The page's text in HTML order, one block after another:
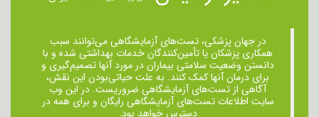
در جهان پزشکی، تست‌های آزمایشگاهی می‌توانند سبب
همکاری پزشکان یا تأمین‌کنندگان خدمات بهداشتی شده و با
دانستن وضعیت سلامتی بیماران در مورد آنها تصمیم‌گیری و
برای درمان ‌آنها کمک کنند. به علت حیاتی‌بودن این نقش،
آگاهی از تست‌های آزمایشگاهی ضروریست. در این وب
سایت اطلاعات تست‌های آزمایشگاهی رایگان و برای همه در
دسترس خواهد بود.